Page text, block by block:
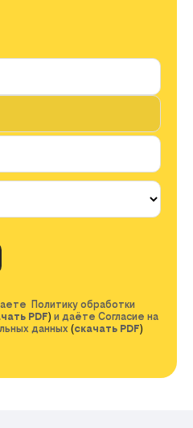
Политику обработки
PDF) и даёте Согласие на
данных (скачать PDF)